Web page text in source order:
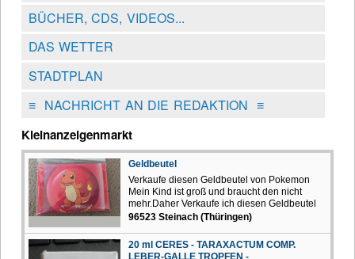
BÜCHER, CDS, VIDEOS...
DAS WETTER
STADTPLAN
≡NACHRICHT AN DIE REDAKTION ≡
Kleinanzeigenmarkt
Geldbeutel
Verkaufe diesen Geldbeutel von Pokemon
Mein Kind ist groß und braucht den nicht
mehr.Daher Verkaufe ich diesen Geldbeutel
96523 Steinach (Thüringen)
20 ml CERES - TARAXACTUM COMP.